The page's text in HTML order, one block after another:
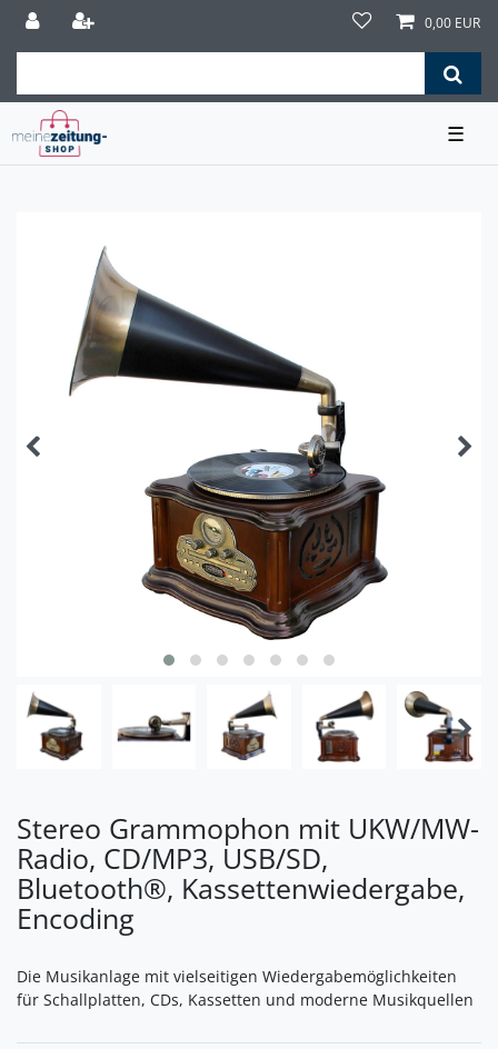
0,00 EUR
☰
Stereo Grammophon mit UKW/MW-
Radio, CD/MP3, USB/SD,
Bluetooth®, Kassettenwiedergabe,
Encoding
Die Musikanlage mit vielseitigen Wiedergabemöglichkeiten
für Schallplatten, CDs, Kassetten und moderne Musikquellen